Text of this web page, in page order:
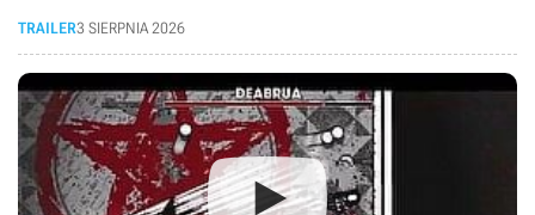
TRAILER3 SIERPNIA 2026